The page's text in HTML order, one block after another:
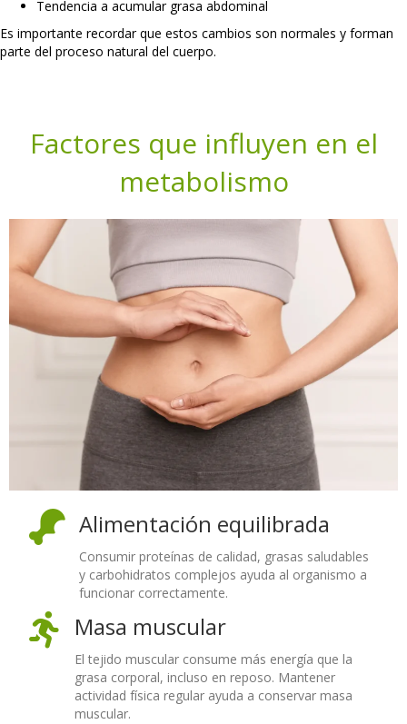
Tendencia a acumular grasa abdominal
Es importante recordar que estos cambios son normales y forman
parte del proceso natural del cuerpo.
Factores que influyen en el
metabolismo
Alimentación equilibrada
Consumir proteínas de calidad, grasas saludables
y carbohidratos complejos ayuda al organismo a
funcionar correctamente.
Masa muscular
El tejido muscular consume más energía que la
grasa corporal, incluso en reposo. Mantener
actividad física regular ayuda a conservar masa
muscular.